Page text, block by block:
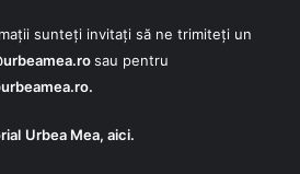
sunteți invitați să ne trimiteți un
sau pentru
.
Urbea Mea, aici.